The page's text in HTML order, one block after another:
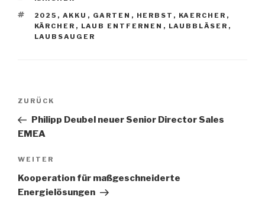
SCHLAGWÖRTER
2025 , AKKU , GARTEN , HERBST , KAERCHER ,
KÄRCHER , LAUB ENTFERNEN , LAUBBLÄSER ,
LAUBSAUGER
Beitragsnavigation
Vorheriger
Beitrag
ZURÜCK
Philipp Deubel neuer Senior Director Sales
EMEA
Nächster
Beitrag
WEITER
Kooperation für maßgeschneiderte
Energielösungen